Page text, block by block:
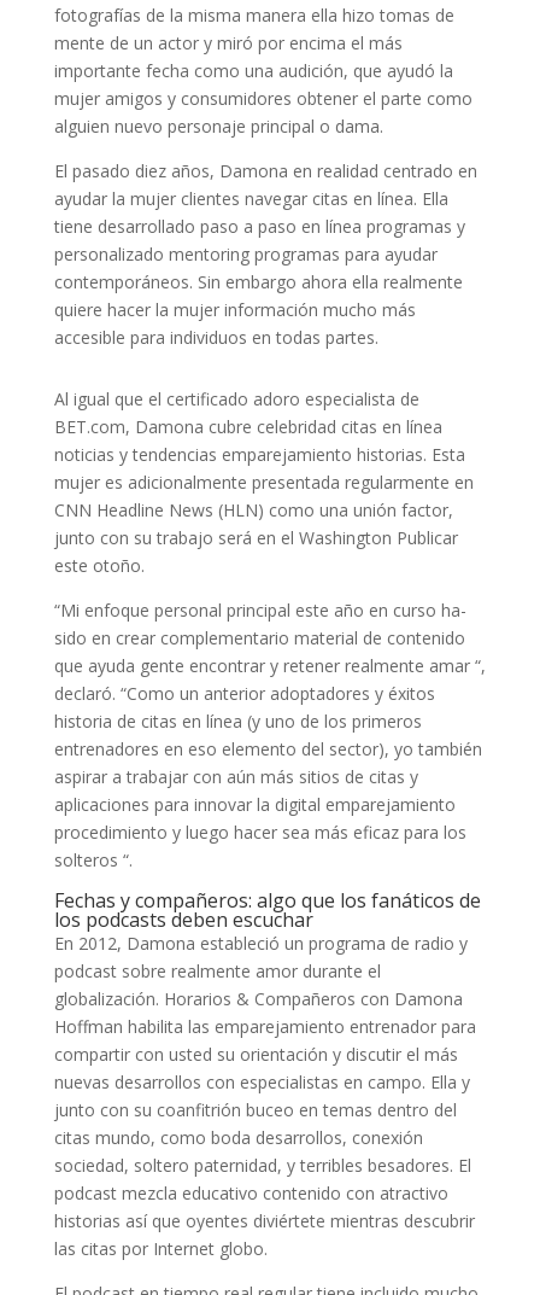
fotografías de la misma manera ella hizo tomas de
mente de un actor y miró por encima el más
importante fecha como una audición, que ayudó la
mujer amigos y consumidores obtener el parte como
alguien nuevo personaje principal o dama.
El pasado diez años, Damona en realidad centrado en
ayudar la mujer clientes navegar citas en línea. Ella
tiene desarrollado paso a paso en línea programas y
personalizado mentoring programas para ayudar
contemporáneos. Sin embargo ahora ella realmente
quiere hacer la mujer información mucho más
accesible para individuos en todas partes.
Al igual que el certificado adoro especialista de
BET.com, Damona cubre celebridad citas en línea
noticias y tendencias emparejamiento historias. Esta
mujer es adicionalmente presentada regularmente en
CNN Headline News (HLN) como una unión factor,
junto con su trabajo será en el Washington Publicar
este otoño.
“Mi enfoque personal principal este año en curso ha-
sido en crear complementario material de contenido
que ayuda gente encontrar y retener realmente amar “,
declaró. “Como un anterior adoptadores y éxitos
historia de citas en línea (y uno de los primeros
entrenadores en eso elemento del sector), yo también
aspirar a trabajar con aún más sitios de citas y
aplicaciones para innovar la digital emparejamiento
procedimiento y luego hacer sea más eficaz para los
solteros “.
Fechas y compañeros: algo que los fanáticos de
los podcasts deben escuchar
En 2012, Damona estableció un programa de radio y
podcast sobre realmente amor durante el
globalización. Horarios & Compañeros con Damona
Hoffman habilita las emparejamiento entrenador para
compartir con usted su orientación y discutir el más
nuevas desarrollos con especialistas en campo. Ella y
junto con su coanfitrión buceo en temas dentro del
citas mundo, como boda desarrollos, conexión
sociedad, soltero paternidad, y terribles besadores. El
podcast mezcla educativo contenido con atractivo
historias así que oyentes diviértete mientras descubrir
las citas por Internet globo.